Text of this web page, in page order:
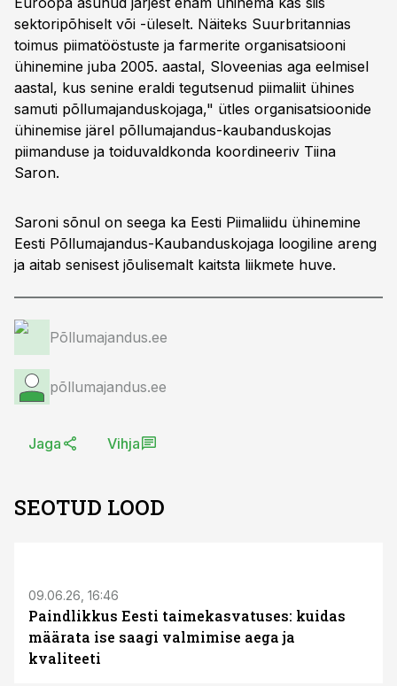
sektoripõhiselt või -üleselt. Näiteks Suurbritannias
toimus piimatööstuste ja farmerite organisatsiooni
ühinemine juba 2005. aastal, Sloveenias aga eelmisel
aastal, kus senine eraldi tegutsenud piimaliit ühines
samuti põllumajanduskojaga," ütles organisatsioonide
ühinemise järel põllumajandus-kaubanduskojas
piimanduse ja toiduvaldkonda koordineeriv Tiina
Saron.
Saroni sõnul on seega ka Eesti Piimaliidu ühinemine
Eesti Põllumajandus-Kaubanduskojaga loogiline areng
ja aitab senisest jõulisemalt kaitsta liikmete huve.
Põllumajandus.ee
põllumajandus.ee
Jaga Vihja
SEOTUD LOOD
09.06.26, 16:46
Paindlikkus Eesti taimekasvatuses: kuidas
määrata ise saagi valmimise aega ja
kvaliteeti